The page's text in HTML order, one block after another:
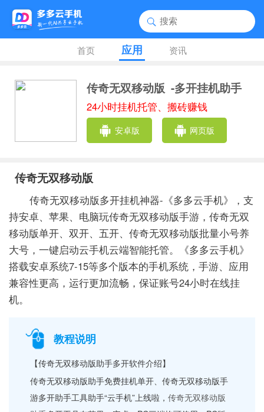
首页 应用 资讯
传奇无双移动版 -多开挂机助手
24小时挂机托管、搬砖赚钱
安卓版 网页版
传奇无双移动版
传奇无双移动版多开挂机神器-《多多云手机》，支
持安卓、苹果、电脑玩传奇无双移动版手游，传奇无双
移动版单开、双开、五开、传奇无双移动版批量小号养
大号，一键启动云手机云端智能托管。《多多云手机》
搭载安卓系统7-15等多个版本的手机系统，手游、应用
兼容性更高，运行更加流畅，保证账号24小时在线挂
机。
教程说明
【传奇无双移动版助手多开软件介绍】
传奇无双移动版助手免费挂机单开、传奇无双移动版手
游多开助手工具助手“云手机”上线啦，传奇无双移动版